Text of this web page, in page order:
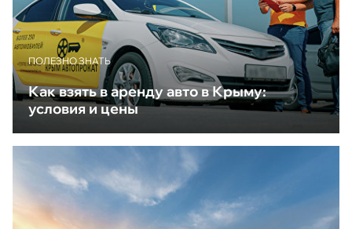
ПОЛЕЗНО ЗНАТЬ
Как взять в аренду авто в Крыму:
условия и цены